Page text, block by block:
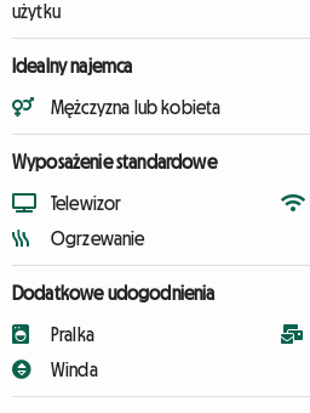
użytku
Idealny najemca
Mężczyzna lub kobieta
Wyposażenie standardowe
Telewizor
Ogrzewanie
Dodatkowe udogodnienia
Pralka
Winda